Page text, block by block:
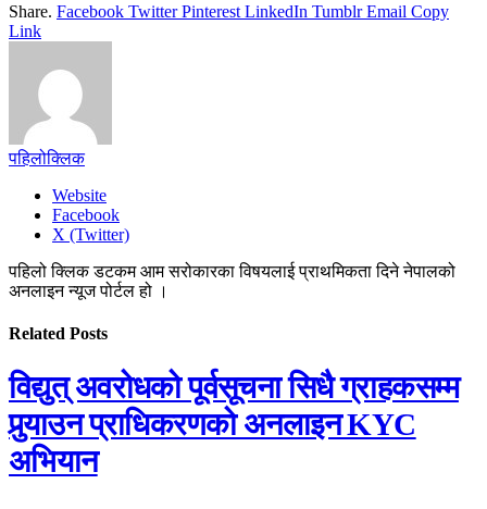
Share. Facebook Twitter Pinterest LinkedIn Tumblr Email Copy
Link
पहिलोक्लिक
Website
Facebook
X (Twitter)
पहिलो क्लिक डटकम आम सरोकारका विषयलाई प्राथमिकता दिने नेपालको
अनलाइन न्यूज पोर्टल हो ।
Related Posts
विद्युत् अवरोधको पूर्वसूचना सिधै ग्राहकसम्म
पुर्‍याउन प्राधिकरणको अनलाइन KYC
अभियान